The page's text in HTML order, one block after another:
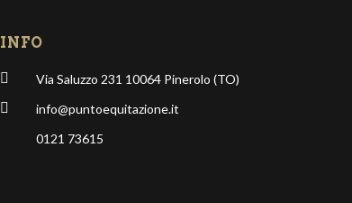
INFO
Via Saluzzo 231 10064 Pinerolo (TO)
info@puntoequitazione.it
0121 73615